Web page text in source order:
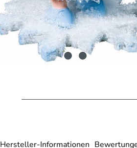
Hersteller-Informationen